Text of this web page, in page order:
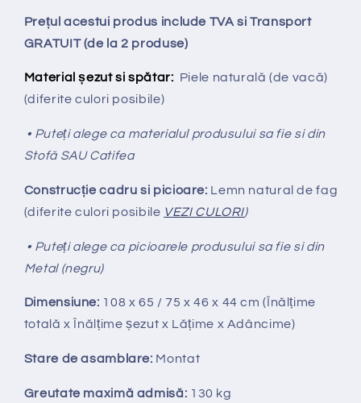
Prețul acestui produs include TVA si Transport
GRATUIT (de la 2 produse)
Material șezut si spătar: Piele naturală (de vacă)
(diferite culori posibile)
• Puteți alege ca materialul produsului sa fie si din
Stofă SAU Catifea
Construcție cadru si picioare: Lemn natural de fag
(diferite culori posibile VEZI CULORI)
• Puteți alege ca picioarele produsului sa fie si din
Metal (negru)
Dimensiune: 108 x 65 / 75 x 46 x 44 cm (Înălțime
totală x Înălțimeșezut x Lățime x Adâncime)
Stare de asamblare: Montat
Greutate maximă admisă: 130 kg